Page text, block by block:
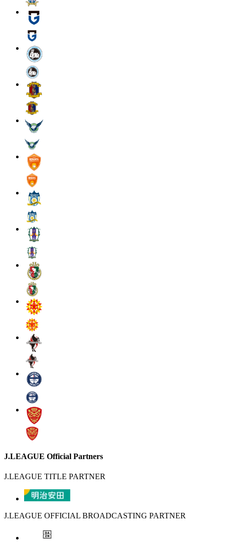
J.LEAGUE Official Partners
J.LEAGUE TITLE PARTNER
J.LEAGUE OFFICIAL BROADCASTING PARTNER